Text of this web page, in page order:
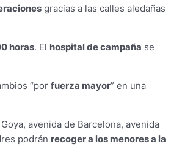
gracias a las calles aledañas
horas. El hospital de campaña se
“por fuerza mayor” en una
avenida de Barcelona, avenida
podrán recoger a los menores a la